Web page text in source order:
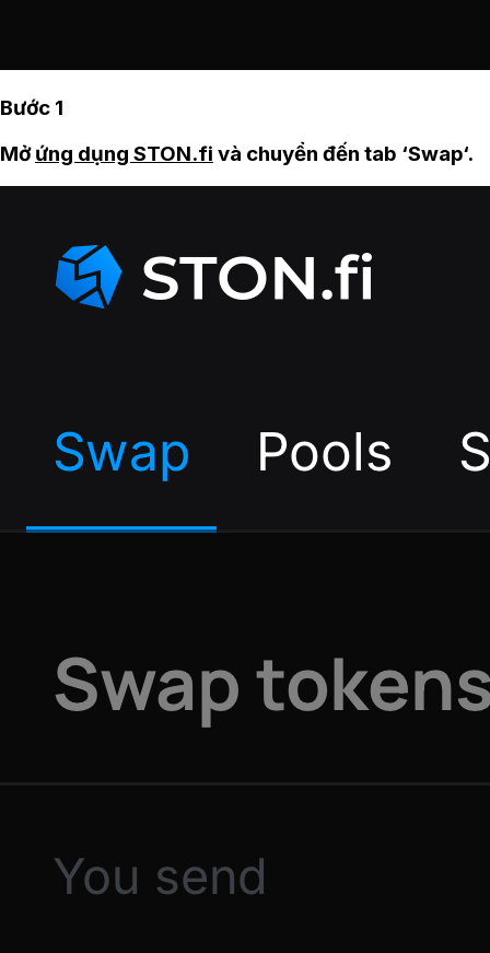
Bước 1
Mởứng dụng STON.fi và chuyển đến tab ‘Swap‘.